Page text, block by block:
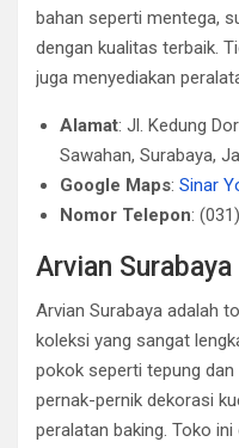
bahan seperti mentega,
dengan kualitas terbaik.
juga menyediakan
Alamat: Jl. Kedung
Sawahan, Surabaya,
Google Maps: Sinar
Nomor Telepon:
Arvian Surabaya
Arvian Surabaya adalah
koleksi yang sangat
pokok seperti tepung dan
pernak-pernik dekorasi
peralatan baking. Toko